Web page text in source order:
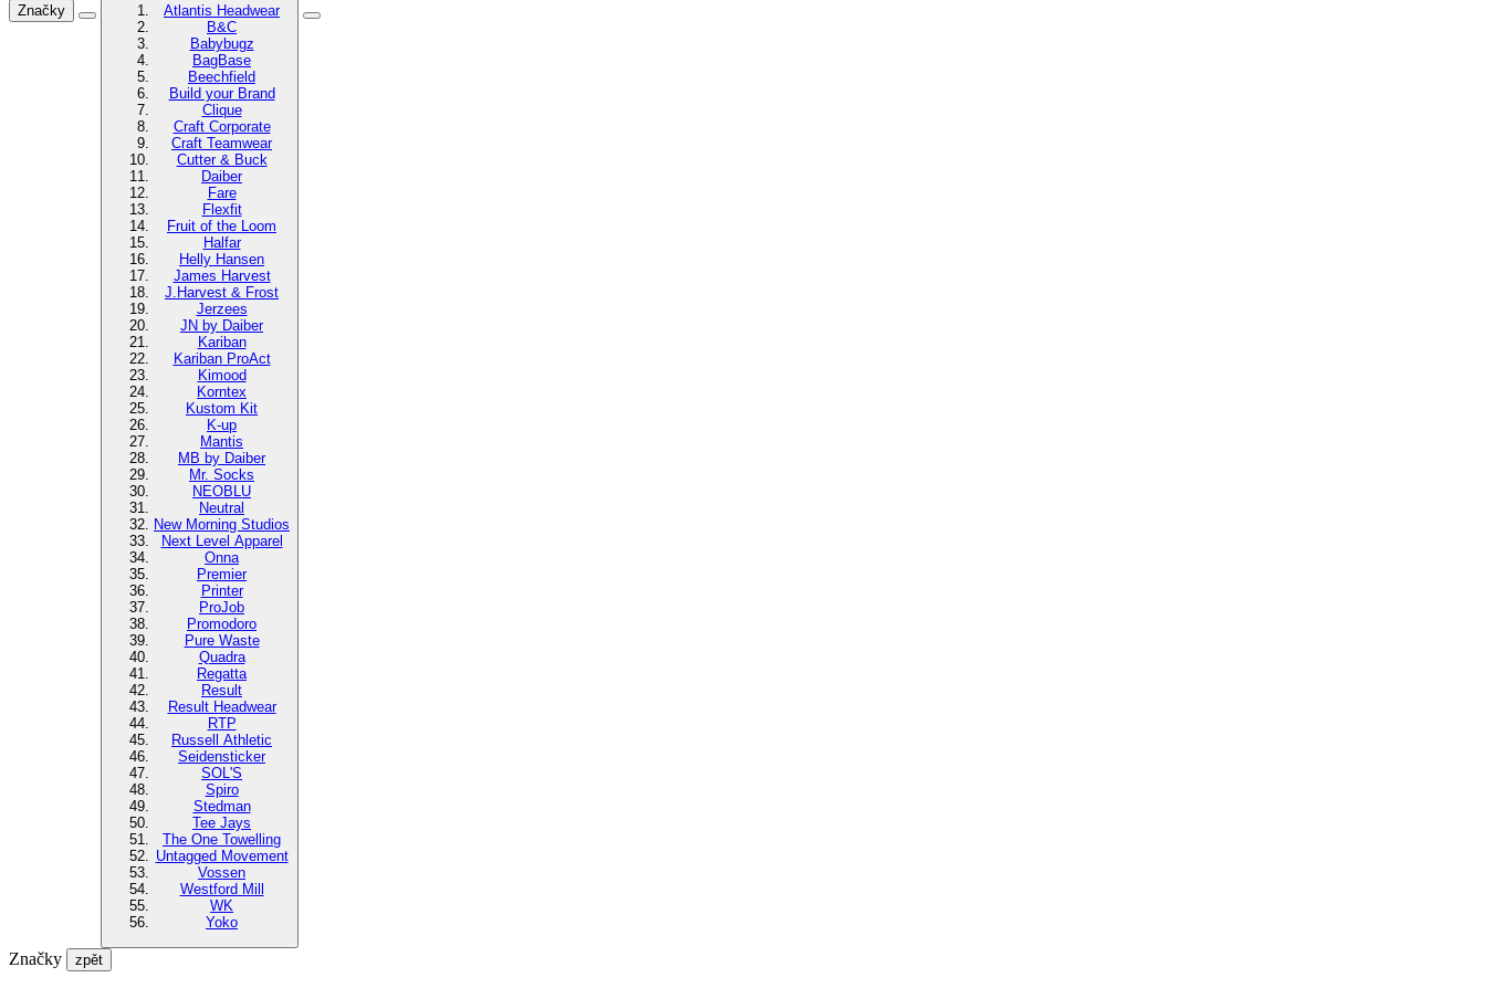
Značky
Atlantis Headwear
B&C
Babybugz
BagBase
Beechfield
Build your Brand
Clique
Craft Corporate
Craft Teamwear
Cutter & Buck
Daiber
Fare
Flexfit
Fruit of the Loom
Halfar
Helly Hansen
James Harvest
J.Harvest & Frost
Jerzees
JN by Daiber
Kariban
Kariban ProAct
Kimood
Korntex
Kustom Kit
K-up
Mantis
MB by Daiber
Mr. Socks
NEOBLU
Neutral
New Morning Studios
Next Level Apparel
Onna
Premier
Printer
ProJob
Promodoro
Pure Waste
Quadra
Regatta
Result
Result Headwear
RTP
Russell Athletic
Seidensticker
SOL'S
Spiro
Stedman
Tee Jays
The One Towelling
Untagged Movement
Vossen
Westford Mill
WK
Yoko
Značky zpět